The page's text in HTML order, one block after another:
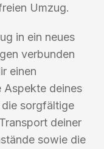
Umzug.
in ein neues
verbunden
einen
Aspekte deines
sorgfältige
deiner
sowie die